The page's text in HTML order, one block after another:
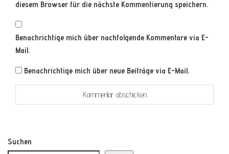
diesem Browser für die nächste Kommentierung speichern.
Benachrichtige mich über nachfolgende Kommentare via E-
Mail.
Benachrichtige mich über neue Beiträge via E-Mail.
Suchen